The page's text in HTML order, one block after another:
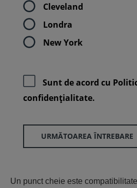
Cleveland
Londra
New York
Sunt de acord cu
confidenţialitate.
URMĂTOAREA ÎNTREBARE
Un punct cheie este